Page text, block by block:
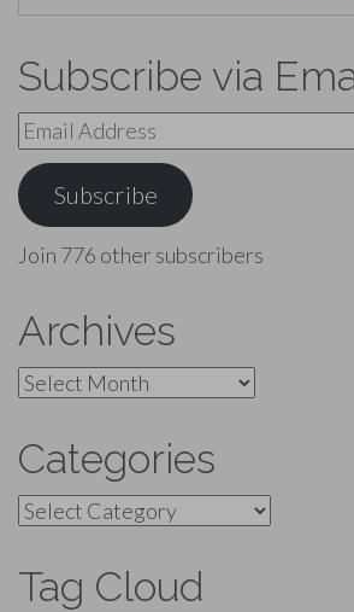
Subscribe via
Email
Address
Subscribe
Join 776 other subscribers
Archives
Archives
Categories
Categories
Tag Cloud